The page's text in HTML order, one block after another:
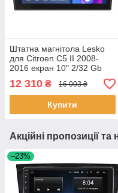
Штатна магнітола Lesko
для Citroen C5 II 2008-
2016 екран 10" 2/32 Gb
Prime 5 шт.
12 310 ₴ 16 003 ₴
Купити
Акційні пропозиції та
–23%